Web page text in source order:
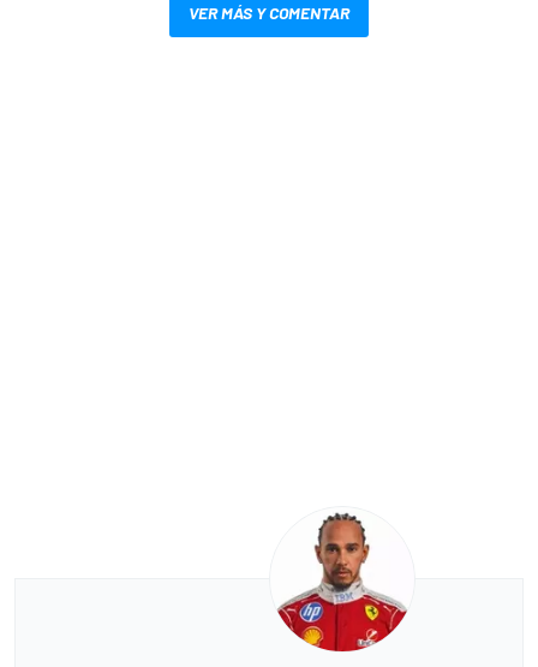
VER MÁS Y COMENTAR